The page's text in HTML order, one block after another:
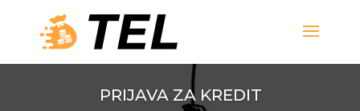
PRIJAVA ZA KREDIT